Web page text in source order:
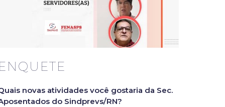
ENQUETE
novas atividades você gostaria da Sec.
do Sindprevs/RN?